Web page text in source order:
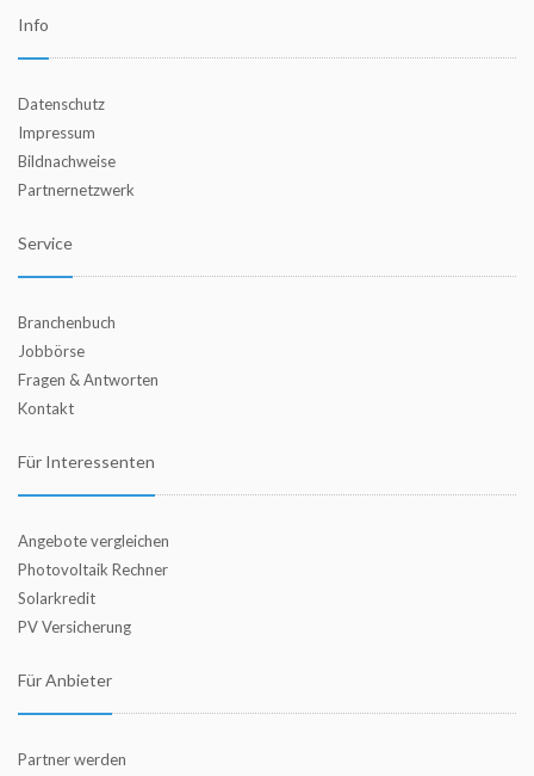
Info
Datenschutz
Impressum
Bildnachweise
Partnernetzwerk
Service
Branchenbuch
Jobbörse
Fragen & Antworten
Kontakt
Für Interessenten
Angebote vergleichen
Photovoltaik Rechner
Solarkredit
PV Versicherung
Für Anbieter
Partner werden